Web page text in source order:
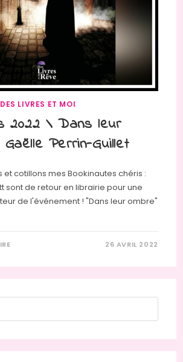
DES LIVRES ET MOI
2022 \ Dans leur
Perrin-Guillet
cotillons mes Bookinautes chéris :
sont de retour en librairie pour une
de l'événement ! "Dans leur ombre"
26 AVRIL 2022